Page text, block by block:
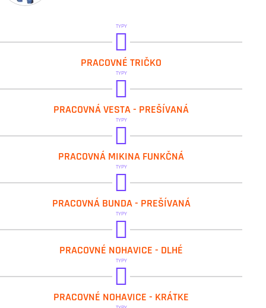
TYPY
PRACOVNÉ TRIČKO
TYPY
PRACOVNÁ VESTA - PREŠÍVANÁ
TYPY
PRACOVNÁ MIKINA FUNKČNÁ
TYPY
PRACOVNÁ BUNDA - PREŠÍVANÁ
TYPY
PRACOVNÉ NOHAVICE - DLHÉ
TYPY
PRACOVNÉ NOHAVICE - KRÁTKE